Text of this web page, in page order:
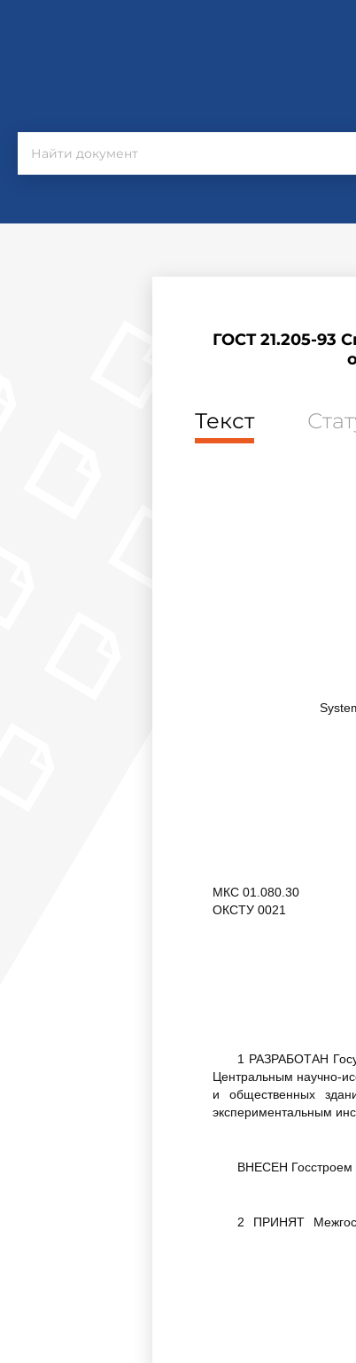
ГОСТ 21.205-93
Текст
МКС 01.080.30
ОКСТУ 0021
1 РАЗРАБОТАН
Центральным научно-
и общественных
экспериментальным
ВНЕСЕН Госстроем
2 ПРИНЯТ